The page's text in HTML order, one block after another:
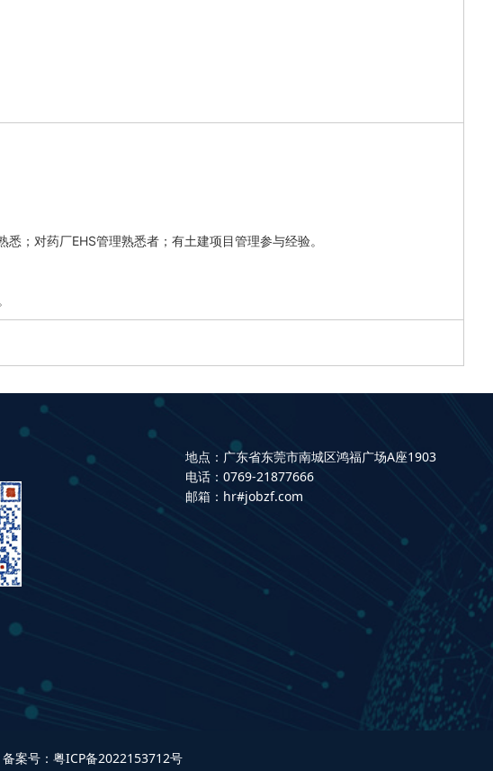
；对药厂EHS管理熟悉者；有土建项目管理参与经验。
地点：广东省东莞市南城区鸿福广场A座1903
电话：0769-21877666
邮箱：hr#jobzf.com
备案号： 粤ICP备2022153712号